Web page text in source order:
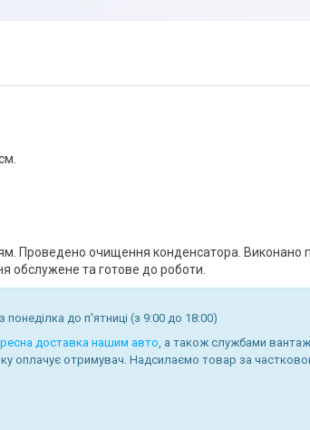
Проведено очищення конденсатора. Виконано
обслужене та готове до роботи.
з понеділка до п'ятниці (з 9:00 до 18:00)
доставка нашим авто, а також службами
оплачує отримувач. Надсилаємо товар за